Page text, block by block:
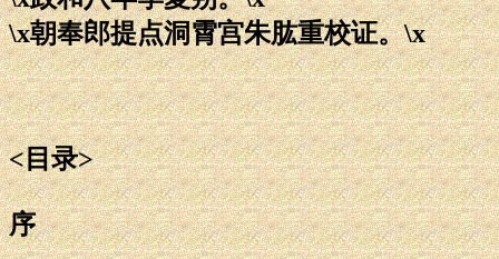
\x朝奉郎提点洞霄宫朱肱重校证。\x
<目录>
序